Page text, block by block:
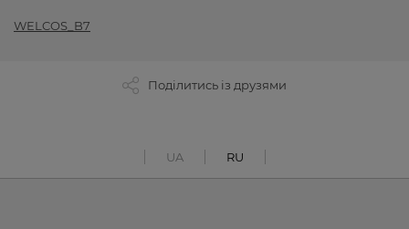
WELCOS_B7
Поділитись із друзями
UA RU